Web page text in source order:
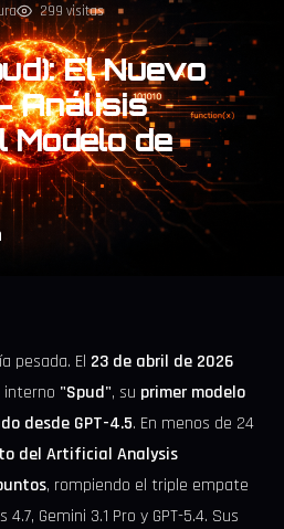
299 visitas
El Nuevo
Análisis
Modelo de
pesada. El 23 de abril de 2026
interno "Spud", su primer modelo
desde GPT-4.5. En menos de 24
del Artificial Analysis
, rompiendo el triple empate
Gemini 3.1 Pro y GPT-5.4. Sus